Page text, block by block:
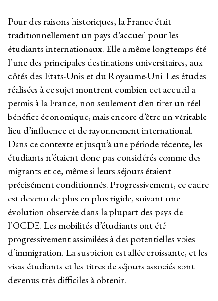
Pour des raisons historiques, la France était
traditionnellement un pays d’accueil pour les
étudiants internationaux. Elle a même longtemps été
l’une des principales destinations universitaires, aux
côtés des Etats-Unis et du Royaume-Uni. Les études
réalisées à ce sujet montrent combien cet accueil a
permis à la France, non seulement d’en tirer un réel
bénéfice économique, mais encore d’être un véritable
lieu d’influence et de rayonnement international.
Dans ce contexte et jusqu’à une période récente, les
étudiants n’étaient donc pas considérés comme des
migrants et ce, même si leurs séjours étaient
précisément conditionnés. Progressivement, ce cadre
est devenu de plus en plus rigide, suivant une
évolution observée dans la plupart des pays de
l’OCDE. Les mobilités d’étudiants ont été
progressivement assimilées à des potentielles voies
d’immigration. La suspicion est allée croissante, et les
visas étudiants et les titres de séjours associés sont
devenus très difficiles à obtenir.